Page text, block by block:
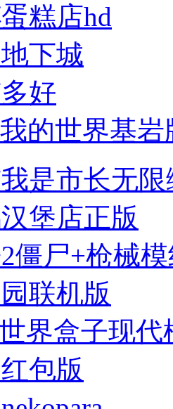
糕店hd
下城
好
的世界基
是市长无
堡店正版
僵尸+枪械
联机版
界盒子现代
包版